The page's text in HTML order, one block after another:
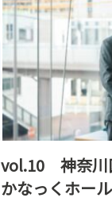
vol.10 神奈川
かなっくホール